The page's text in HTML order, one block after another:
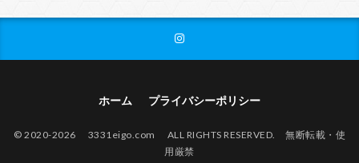
ホーム プライバシーポリシー
© 2020-2026 3331eigo.com ALL RIGHTS RESERVED. 無断転載・使
用厳禁